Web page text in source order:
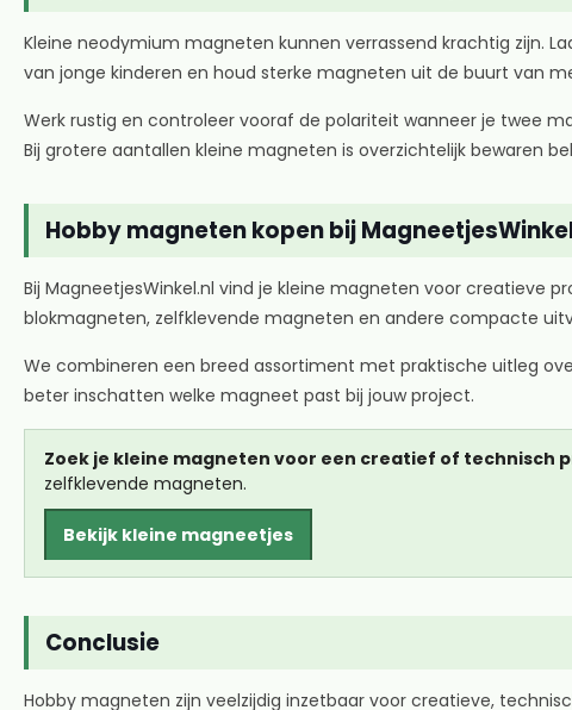
Kleine neodymium magneten kunnen verrassend krachtig zijn.
van jonge kinderen en houd sterke magneten uit de buurt van
Werk rustig en controleer vooraf de polariteit wanneer je twee
Bij grotere aantallen kleine magneten is overzichtelijk bewaren
Hobby magneten kopen bij
Bij MagneetjesWinkel.nl vind je kleine magneten voor creatieve
blokmagneten, zelfklevende magneten en andere compacte
We combineren een breed assortiment met praktische uitleg
beter inschatten welke magneet past bij jouw project.
Zoek je kleine magneten voor een creatief of technisch
zelfklevende magneten.
Bekijk kleine magneetjes
Conclusie
Hobby magneten zijn veelzijdig inzetbaar voor creatieve,